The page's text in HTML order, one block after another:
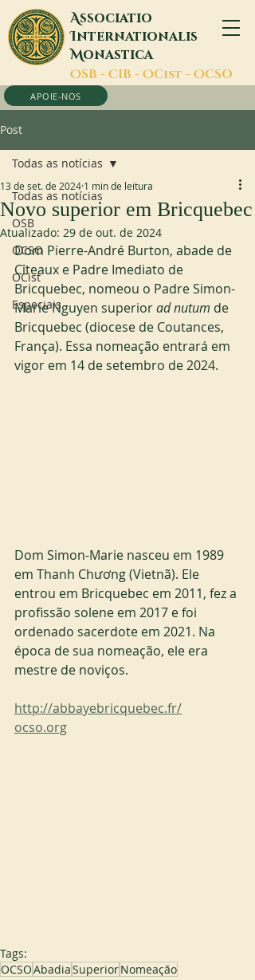
Associatio
Internationalis
Monastica
OSB - CIB - OCist - OCSO
APOIE-NOS
Post
Todas as notícias
OSB
OCSO
OCist
Especiais
Todas as notícias
Novo superior em Bricquebec
13 de set. de 2024 1 min de leitura
Atualizado: 29 de out. de 2024
Dom Pierre-André Burton, abade de
Cîteaux e Padre Imediato de
Bricquebec, nomeou o Padre Simon-
Marie Nguyen superior ad nutum de
Bricquebec (diocese de Coutances,
França). Essa nomeação entrará em
vigor em 14 de setembro de 2024.
Dom Simon-Marie nasceu em 1989
em Thanh Chương (Vietnã). Ele
entrou em Bricquebec em 2011, fez a
profissão solene em 2017 e foi
ordenado sacerdote em 2021. Na
época de sua nomeação, ele era
mestre de noviços.
http://abbayebricquebec.fr/
ocso.org
Tags:
OCSOAbadiaSuperiorNomeação